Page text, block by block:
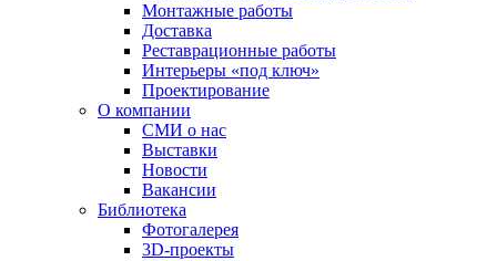
Монтажные работы
Доставка
Реставрационные работы
Интерьеры «под ключ»
Проектирование
О компании
СМИ о нас
Выставки
Новости
Вакансии
Библиотека
Фотогалерея
3D-проекты